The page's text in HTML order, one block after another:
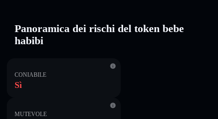
Panoramica dei rischi del token bebe
habibi
CONIABILE
Sì
MUTEVOLE